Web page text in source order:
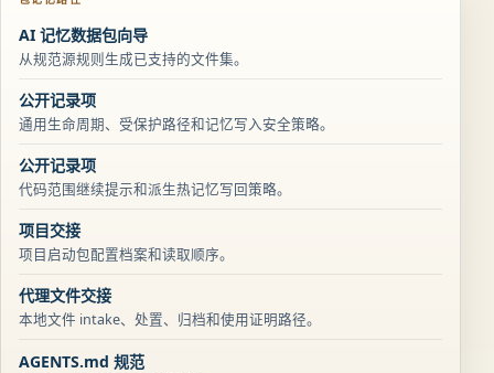
AI 记忆数据包向导
从规范源规则生成已支持的文件集。
公开记录项
通用生命周期、受保护路径和记忆写入安全策略。
公开记录项
代码范围继续提示和派生热记忆写回策略。
项目交接
项目启动包配置档案和读取顺序。
代理文件交接
本地文件 intake、处置、归档和使用证明路径。
AGENTS.md 规范